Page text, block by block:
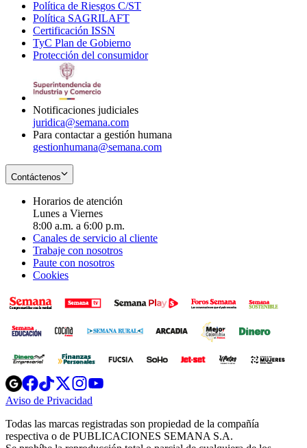
window
in
Política de Riesgos C/ST
Política SAGRILAFT
new
window
Certificación ISSN
in
new
TyC Plan de Gobierno
in
Protección del consumidorOpens
Notificaciones judiciales
juridica@semana.com
Para contactar a gestión humana
gestionhumana@semana.com
Contáctenos
Horarios de atención
Lunes a Viernes
8:00 a.m. a 6:00 p.m.
Canales de servicio al cliente
Trabaje con nosotros
Paute con nosotros
Cookies
Opens
in
new
Opens
in
new
Opens
in
new
window
Opens
new
windowwindow
Aviso de Privacidad
new
window
Todas las marcas registradas son propiedad de la compañía
respectiva o de PUBLICACIONES SEMANA S.A.